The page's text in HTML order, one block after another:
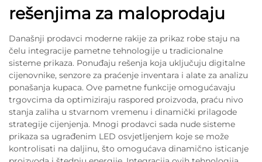
rešenjima za maloprodaju
Današnji prodavci moderne rakije za prikaz robe staju na
čelu integracije pametne tehnologije u tradicionalne
sisteme prikaza. Ponuđaju rešenja koja uključuju digitalne
cijenovnike, senzore za praćenje inventara i alate za analizu
ponašanja kupaca. Ove pametne funkcije omogućavaju
trgovcima da optimiziraju raspored proizvoda, praću nivo
stanja zaliha u stvarnom vremenu i dinamički prilagode
strategije cijenjenja. Mnogi prodavci sada nude sisteme
prikaza sa ugrađenim LED osvjetljenjem koje se može
kontrolisati na daljinu, što omogućava dinamično isticanje